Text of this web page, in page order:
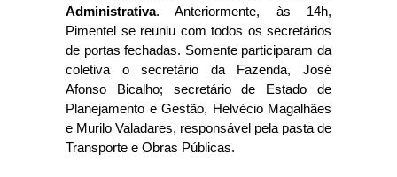
Administrativa. Anteriormente, às 14h,
Pimentel se reuniu com todos os secretários
de portas fechadas. Somente participaram da
coletiva o secretário da Fazenda, José
Afonso Bicalho; secretário de Estado de
Planejamento e Gestão, Helvécio Magalhães
e Murilo Valadares, responsável pela pasta de
Transporte e Obras Públicas.